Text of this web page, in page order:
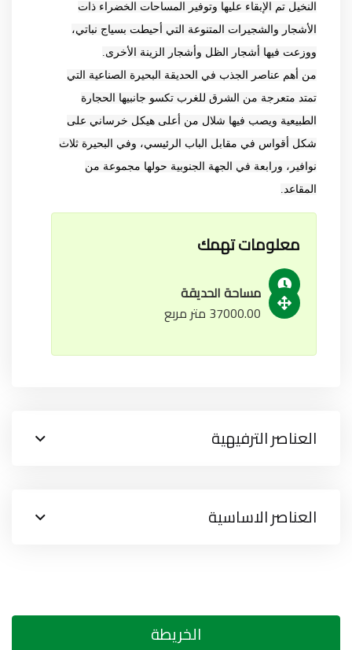
النخيل تم الإبقاء عليها وتوفير المساحات الخضراء ذات
الأشجار والشجيرات المتنوعة التي أحيطت بسياج نباتي،
ووزعت فيها أشجار الظل وأشجار الزينة الأخرى.
من أهم عناصر الجذب في الحديقة البحيرة الصناعية التي
تمتد متعرجة من الشرق للغرب تكسو جانبيها الحجارة
الطبيعية ويصب فيها شلال من أعلى هيكل خرساني على
شكل أقواس في مقابل الباب الرئيسي، وفي البحيرة ثلاث
نوافير، ورابعة في الجهة الجنوبية حولها مجموعة من
المقاعد.
معلومات تهمك
مساحة الحديقة
37000.00 متر مربع
العناصر الترفيهية
العناصر الاساسية
الخريطة